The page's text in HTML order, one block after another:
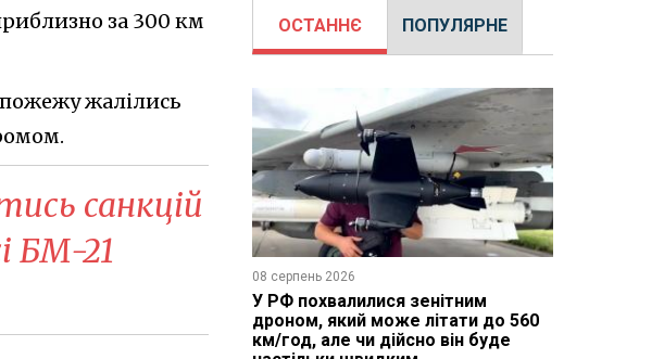
за 300 км
пожежу жалілись
санкцій
БМ-21
ОСТАННЄ ПОПУЛЯРНЕ
08 серпень 2026
У РФ похвалилися зенітним
дроном, який може літати до 560
км/год, але чи дійсно він буде